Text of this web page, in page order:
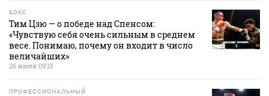
БОКС
Тим Цзю — о победе над Спенсом:
«Чувствую себя очень сильным в среднем
весе. Понимаю, почему он входит в число
величайших»
26 июля 09:15
ПРОФЕССИОНАЛЬНЫЙ